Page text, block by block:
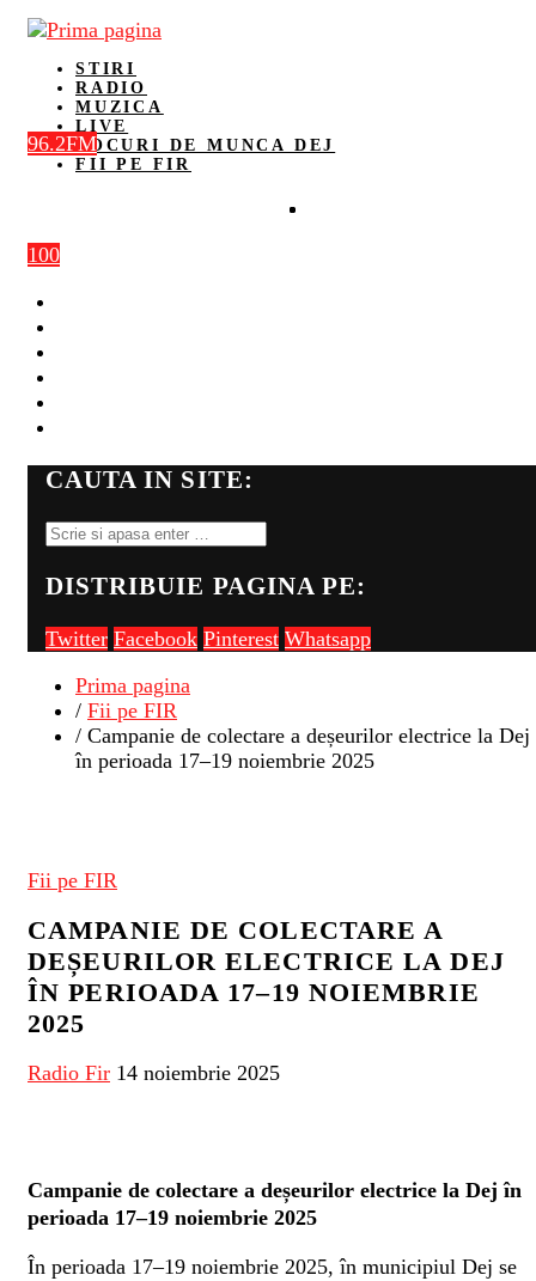
STIRI
RADIO
MUZICA
LIVE
LOCURI DE MUNCA DEJ
FII PE FIR
100
96.2FM
CAUTA IN SITE:
DISTRIBUIE PAGINA PE:
Twitter Facebook Pinterest Whatsapp
Prima pagina
/ Fii pe FIR
/ Campanie de colectare a deșeurilor electrice la Dej
în perioada 17–19 noiembrie 2025
Fii pe FIR
CAMPANIE DE COLECTARE A
DEȘEURILOR ELECTRICE LA DEJ
ÎN PERIOADA 17–19 NOIEMBRIE
2025
Radio Fir 14 noiembrie 2025
Campanie de colectare a deșeurilor electrice la Dej în
perioada 17–19 noiembrie 2025
În perioada 17–19 noiembrie 2025, în municipiul Dej se